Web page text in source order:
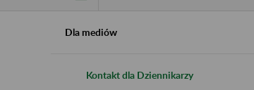
Dla mediów
Kontakt dla Dziennikarzy